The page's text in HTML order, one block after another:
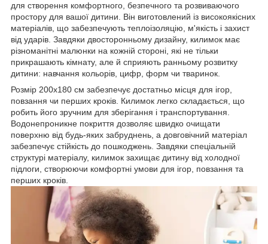
для створення комфортного, безпечного та розвиваючого
простору для вашої дитини. Він виготовлений із високоякісних
матеріалів, що забезпечують теплоізоляцію, м'якість і захист
від ударів. Завдяки двосторонньому дизайну, килимок має
різноманітні малюнки на кожній стороні, які не тільки
прикрашають кімнату, але й сприяють ранньому розвитку
дитини: навчання кольорів, цифр, форм чи тваринок.
Розмір 200х180 см забезпечує достатньо місця для ігор,
повзання чи перших кроків. Килимок легко складається, що
робить його зручним для зберігання і транспортування.
Водонепроникне покриття дозволяє швидко очищати
поверхню від будь-яких забруднень, а довговічний матеріал
забезпечує стійкість до пошкоджень. Завдяки спеціальній
структурі матеріалу, килимок захищає дитину від холодної
підлоги, створюючи комфортні умови для ігор, повзання та
перших кроків.